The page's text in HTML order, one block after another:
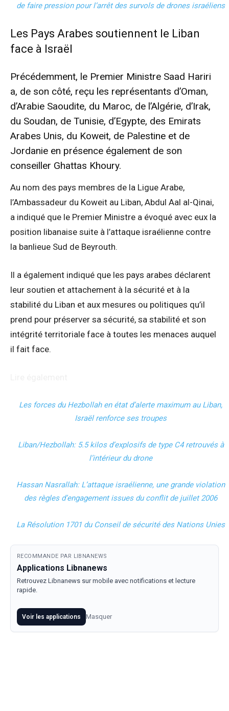
de faire pression pour l’arrêt des survols de drones israéliens
Les Pays Arabes soutiennent le Liban
face à Israël
Précédemment, le Premier Ministre Saad Hariri
a, de son côté, reçu les représentants d’Oman,
d’Arabie Saoudite, du Maroc, de l’Algérie, d’Irak,
du Soudan, de Tunisie, d’Egypte, des Emirats
Arabes Unis, du Koweit, de Palestine et de
Jordanie en présence également de son
conseiller Ghattas Khoury.
Au nom des pays membres de la Ligue Arabe,
l’Ambassadeur du Koweit au Liban, Abdul Aal al-Qinai,
a indiqué que le Premier Ministre a évoqué avec eux la
position libanaise suite à l’attaque israélienne contre
la banlieue Sud de Beyrouth.
Il a également indiqué que les pays arabes déclarent
leur soutien et attachement à la sécurité et à la
stabilité du Liban et aux mesures ou politiques qu’il
prend pour préserver sa sécurité, sa stabilité et son
intégrité territoriale face à toutes les menaces auquel
il fait face.
Les forces du Hezbollah en état d’alerte maximum au Liban,
Israël renforce ses troupes
Liban/Hezbollah: 5.5 kilos d’explosifs de type C4 retrouvés à
l’intérieur du drone
Hassan Nasrallah: L’attaque israélienne, une grande violation
des règles d’engagement issues du conflit de juillet 2006
La Résolution 1701 du Conseil de sécurité des Nations Unies
RECOMMANDE PAR LIBNANEWS
Applications Libnanews
Retrouvez Libnanews sur mobile avec notifications et lecture
rapide.
Voir les applications Masquer